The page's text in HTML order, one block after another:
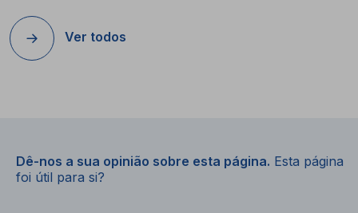
Ver todos
Dê-nos a sua opinião sobre esta página. Esta página
foi útil para si?